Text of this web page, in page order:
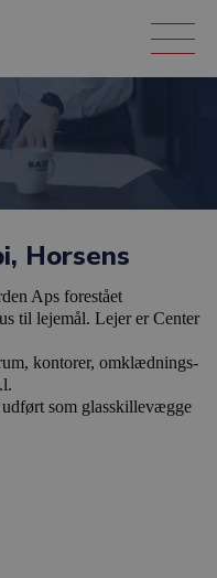
Horsens
Aps forestået
til lejemål. Lejer er Center
kontorer, omklædnings-
som glasskillevægge